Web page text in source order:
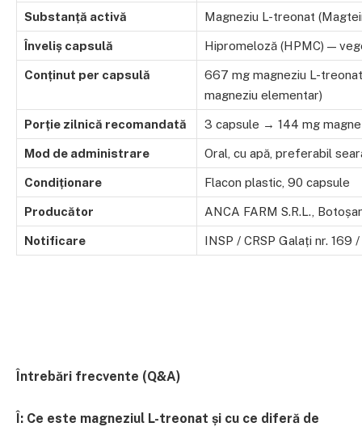
Substanță activă Magneziu L-treonat
Înveliș capsulă Hipromeloză (HPMC) —
Conținut per capsulă
667 mg magneziu L-
magneziu elementar)
Porție zilnică recomandată 3 capsule → 144 mg
Mod de administrare Oral, cu apă, preferabil
Condiționare Flacon plastic, 90 capsule
Producător ANCA FARM S.R.L.,
Notificare INSP / CRSP Galați nr. 169
Întrebări frecvente (Q&A)
Î: Ce este magneziul L-treonat și cu ce diferă de